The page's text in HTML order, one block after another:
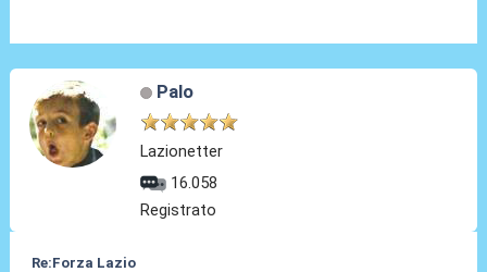
Palo
Lazionetter
16.058
Registrato
Re:Forza Lazio